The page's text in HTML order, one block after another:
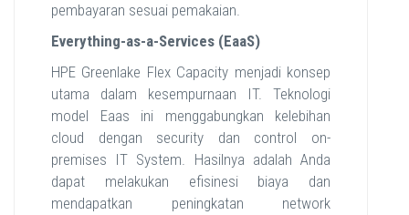
pembayaran sesuai pemakaian.
Everything-as-a-Services (EaaS)
HPE Greenlake Flex Capacity menjadi konsep
utama dalam kesempurnaan IT. Teknologi
model Eaas ini menggabungkan kelebihan
cloud dengan security dan control on-
premises IT System. Hasilnya adalah Anda
dapat melakukan efisinesi biaya dan
mendapatkan peningkatan network